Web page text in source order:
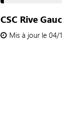
CSC Rive
Mis à jour le 04/